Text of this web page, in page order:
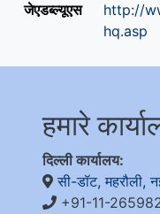
जेएडब्ल्यूएस
http://
hq.asp
हमारे
दिल्ली कार्यालय:
सी-डॉट, महरौली,
+91-11-